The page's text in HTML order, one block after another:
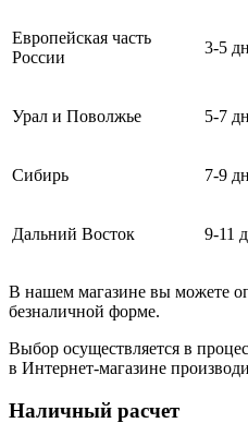
Европейская часть
России
3-5
Урал и Поволжье 5-7
Сибирь 7-9
Дальний Восток 9-11
В нашем магазине вы можете
безналичной форме.
Выбор осуществляется в
в Интернет-магазине
Наличный расчет